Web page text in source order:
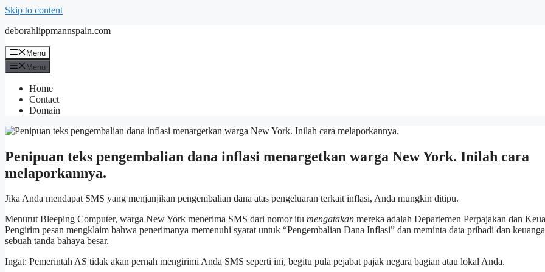
Skip to content
deborahlippmannspain.com
Menu
Menu
Home
Contact
Domain
Penipuan teks pengembalian dana inflasi menargetkan warga New York. Inilah cara
melaporkannya.
Jika Anda mendapat SMS yang menjanjikan pengembalian dana atas pengeluaran terkait inflasi, Anda mungkin ditipu.
Menurut Bleeping Computer, warga New York menerima SMS dari nomor itu mengatakan mereka adalah Departemen Perpajakan dan
Pengirim pesan mengklaim bahwa penerimanya memenuhi syarat untuk “Pengembalian Dana Inflasi” dan meminta data pribadi dan
sebuah tanda bahaya besar.
Ingat: Pemerintah AS tidak akan pernah mengirimi Anda SMS seperti ini, begitu pula pejabat pajak negara bagian atau lokal Anda.